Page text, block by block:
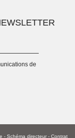
de
- Schéma directeur - Contrat